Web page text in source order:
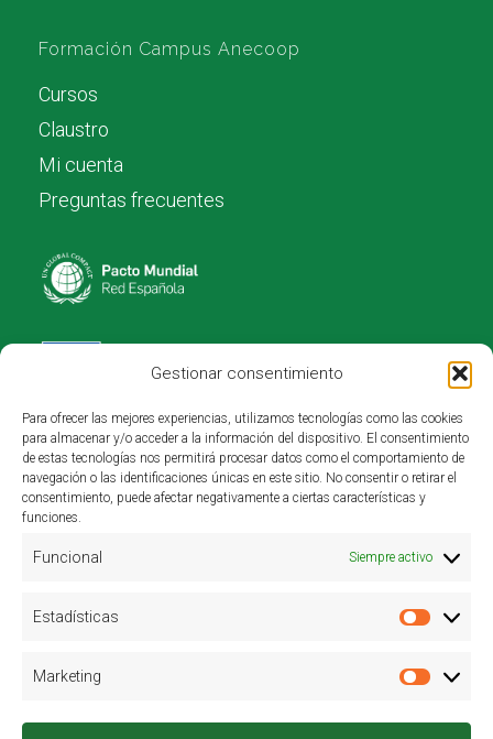
Gestionar consentimiento
Para ofrecer las mejores experiencias, utilizamos tecnologías como las cookies
para almacenar y/o acceder a la información del dispositivo. El consentimiento
de estas tecnologías nos permitirá procesar datos como el comportamiento de
navegación o las identificaciones únicas en este sitio. No consentir o retirar el
consentimiento, puede afectar negativamente a ciertas características y
funciones.
Funcional Siempre activo
Estadísticas
Marketing
Formación Campus Anecoop
Cursos
Claustro
Mi cuenta
Preguntas frecuentes
Investigación y desarrollo:
Cátedra Kiwa. Adscrita a la UPV.